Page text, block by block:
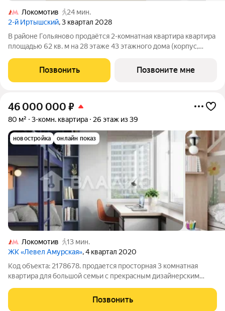
Локомотив
24 мин.
2-й Иртышский, 3 квартал 2028
В районе Гольяново продаётся 2-комнатная квартира квартира
площадью 62 кв. м на 28 этаже 43 этажного дома (корпус,
расположение 25 минут пешком до станции метро
«Черкизовская» 14 минут на автомобиле до
Позвонить Позвоните мне
46 000 000 ₽
80 м² 3-комн. квартира 26 этаж из 39
новостройка онлайн показ
Локомотив
13 мин.
ЖК «Левел Амурская», 4 квартал 2020
Код объекта: 2178678. продается просторная 3 комнатная
квартира для большой семьи с прекрасным дизайнерским
Позвонить